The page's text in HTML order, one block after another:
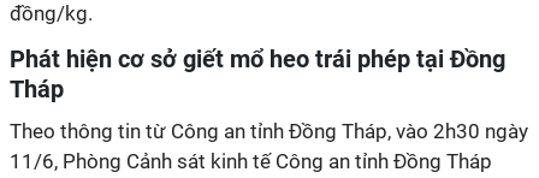
đồng/kg.
Phát hiện cơ sở giết mổ heo trái phép tại Đồng
Tháp
Theo thông tin từ Công an tỉnh Đồng Tháp, vào 2h30 ngày
11/6, Phòng Cảnh sát kinh tế Công an tỉnh Đồng Tháp